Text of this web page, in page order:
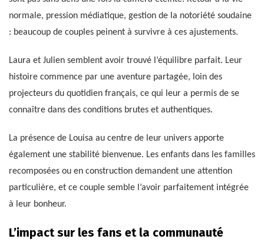
normale, pression médiatique, gestion de la notoriété soudaine
: beaucoup de couples peinent à survivre à ces ajustements.
Laura et Julien semblent avoir trouvé l’équilibre parfait. Leur
histoire commence par une aventure partagée, loin des
projecteurs du quotidien français, ce qui leur a permis de se
connaître dans des conditions brutes et authentiques.
La présence de Louisa au centre de leur univers apporte
également une stabilité bienvenue. Les enfants dans les familles
recomposées ou en construction demandent une attention
particulière, et ce couple semble l’avoir parfaitement intégrée
à leur bonheur.
L’impact sur les fans et la communauté